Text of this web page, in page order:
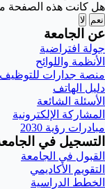
هل كانت هذه الصفحة
نعم لا
عن الجامعة
جولة افتراضية
الأنظمة واللوائح
منصة جدارات للتوظيف
دليل الهاتف
الأسئلة الشائعة
المشاركة الإلكترونية
مبادرات رؤية 2030
التسجيل في
القبول في الجامعة
التقويم الأكاديمي
الخطط الدراسية